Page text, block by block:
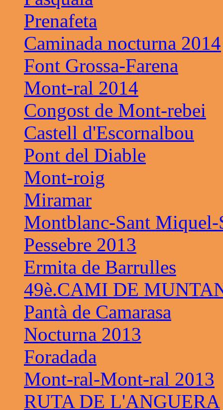
Prenafeta
Caminada nocturna 2014
Font Grossa-Farena
Mont-ral 2014
Congost de Mont-rebei
Castell d'Escornalbou
Pont del Diable
Mont-roig
Miramar
Montblanc-Sant
Pessebre 2013
Ermita de Barrulles
49è.CAMI DE
Pantà de Camarasa
Nocturna 2013
Foradada
Mont-ral-Mont-ral 2013
RUTA DE L'ANGUERA